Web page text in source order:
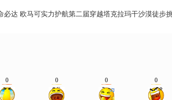
必达 欧马可实力护航第二届穿越塔克拉玛干沙漠徒步